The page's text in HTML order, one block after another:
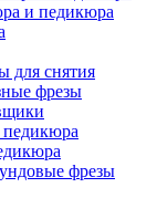
и педикюра
для снятия
фрезы
фрезы